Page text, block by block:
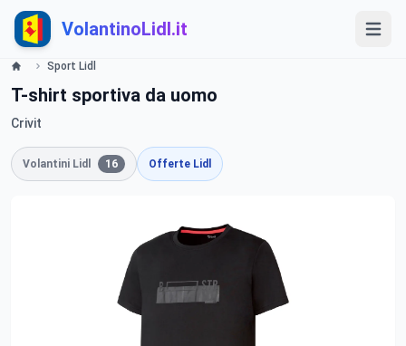
VolantinoLidl.it
Sport Lidl
T-shirt sportiva da uomo
Crivit
Volantini Lidl 16 Offerte Lidl